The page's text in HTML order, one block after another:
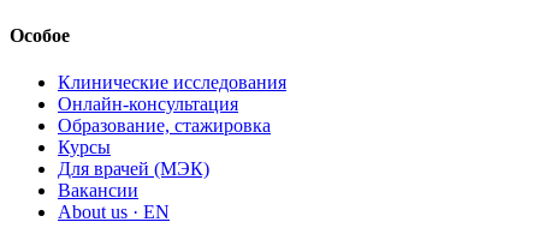
Особое
Клинические исследования
Онлайн-консультация
Образование, стажировка
Курсы
Для врачей (МЭК)
Вакансии
About us · EN